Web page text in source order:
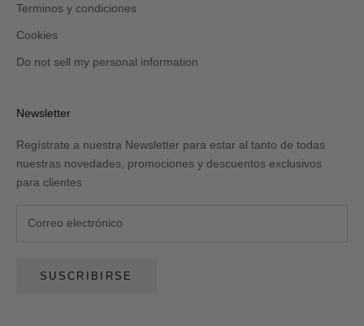
Terminos y condiciones
Cookies
Do not sell my personal information
Newsletter
Regístrate a nuestra Newsletter para estar al tanto de todas
nuestras novedades, promociones y descuentos exclusivos
para clientes
SUSCRIBIRSE